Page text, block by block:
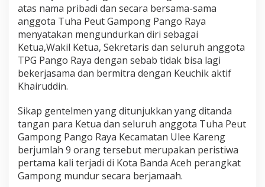
atas nama pribadi dan secara bersama-sama
anggota Tuha Peut Gampong Pango Raya
menyatakan mengundurkan diri sebagai
Ketua,Wakil Ketua, Sekretaris dan seluruh anggota
TPG Pango Raya dengan sebab tidak bisa lagi
bekerjasama dan bermitra dengan Keuchik aktif
Khairuddin.
Sikap gentelmen yang ditunjukkan yang ditanda
tangan para Ketua dan seluruh anggota Tuha Peut
Gampong Pango Raya Kecamatan Ulee Kareng
berjumlah 9 orang tersebut merupakan peristiwa
pertama kali terjadi di Kota Banda Aceh perangkat
Gampong mundur secara berjamaah.